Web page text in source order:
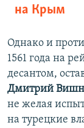
на Крым
Однако и
1561 года на
десантом,
Дмитрий
не желая
на турецкие